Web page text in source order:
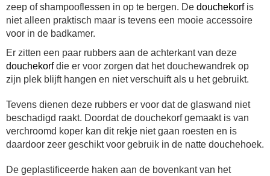
zeep of shampooflessen in op te bergen. De douchekorfis
niet alleen praktisch maar is tevens een mooie accessoire
voor in de badkamer.
Er zitten een paar rubbers aan de achterkant van deze
douchekorfdie er voor zorgen dat het douchewandrek op
zijn plek blijft hangen en niet verschuift als u het gebruikt.
Tevens dienen deze rubbers er voor dat de glaswand niet
beschadigd raakt. Doordat de douchekorf gemaakt is van
verchroomd koper kan dit rekje niet gaan roesten en is
daardoor zeer geschikt voor gebruik in de natte douchehoek.
De geplastificeerde haken aan de bovenkant van het